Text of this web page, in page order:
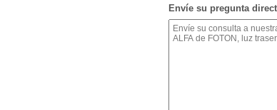
Envíe su pregunta